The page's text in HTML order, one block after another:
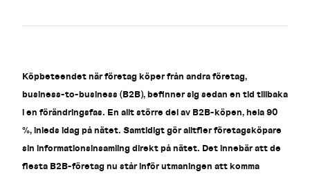
Köpbeteendet när företag köper från andra företag,
business-to-business (B2B), befinner sig sedan en tid tillbaka
i en förändringsfas. En allt större del av B2B-köpen, hela 90
%, inleds idag på nätet. Samtidigt gör alltfler företagsköpare
sin informationsinsamling direkt på nätet. Det innebär att de
flesta B2B-företag nu står inför utmaningen att komma